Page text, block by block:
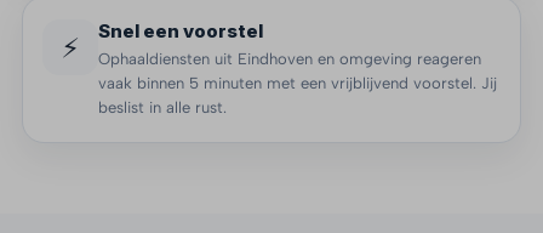
⚡ Snel een voorstel
Ophaaldiensten uit Eindhoven en omgeving reageren
vaak binnen 5 minuten met een vrijblijvend voorstel. Jij
beslist in alle rust.